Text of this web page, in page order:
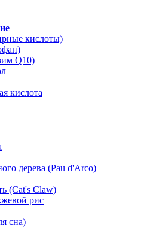
кислоты)
Q10)
кислота
дерева (Pau d'Arco)
(Cat's Claw)
рис
сна)